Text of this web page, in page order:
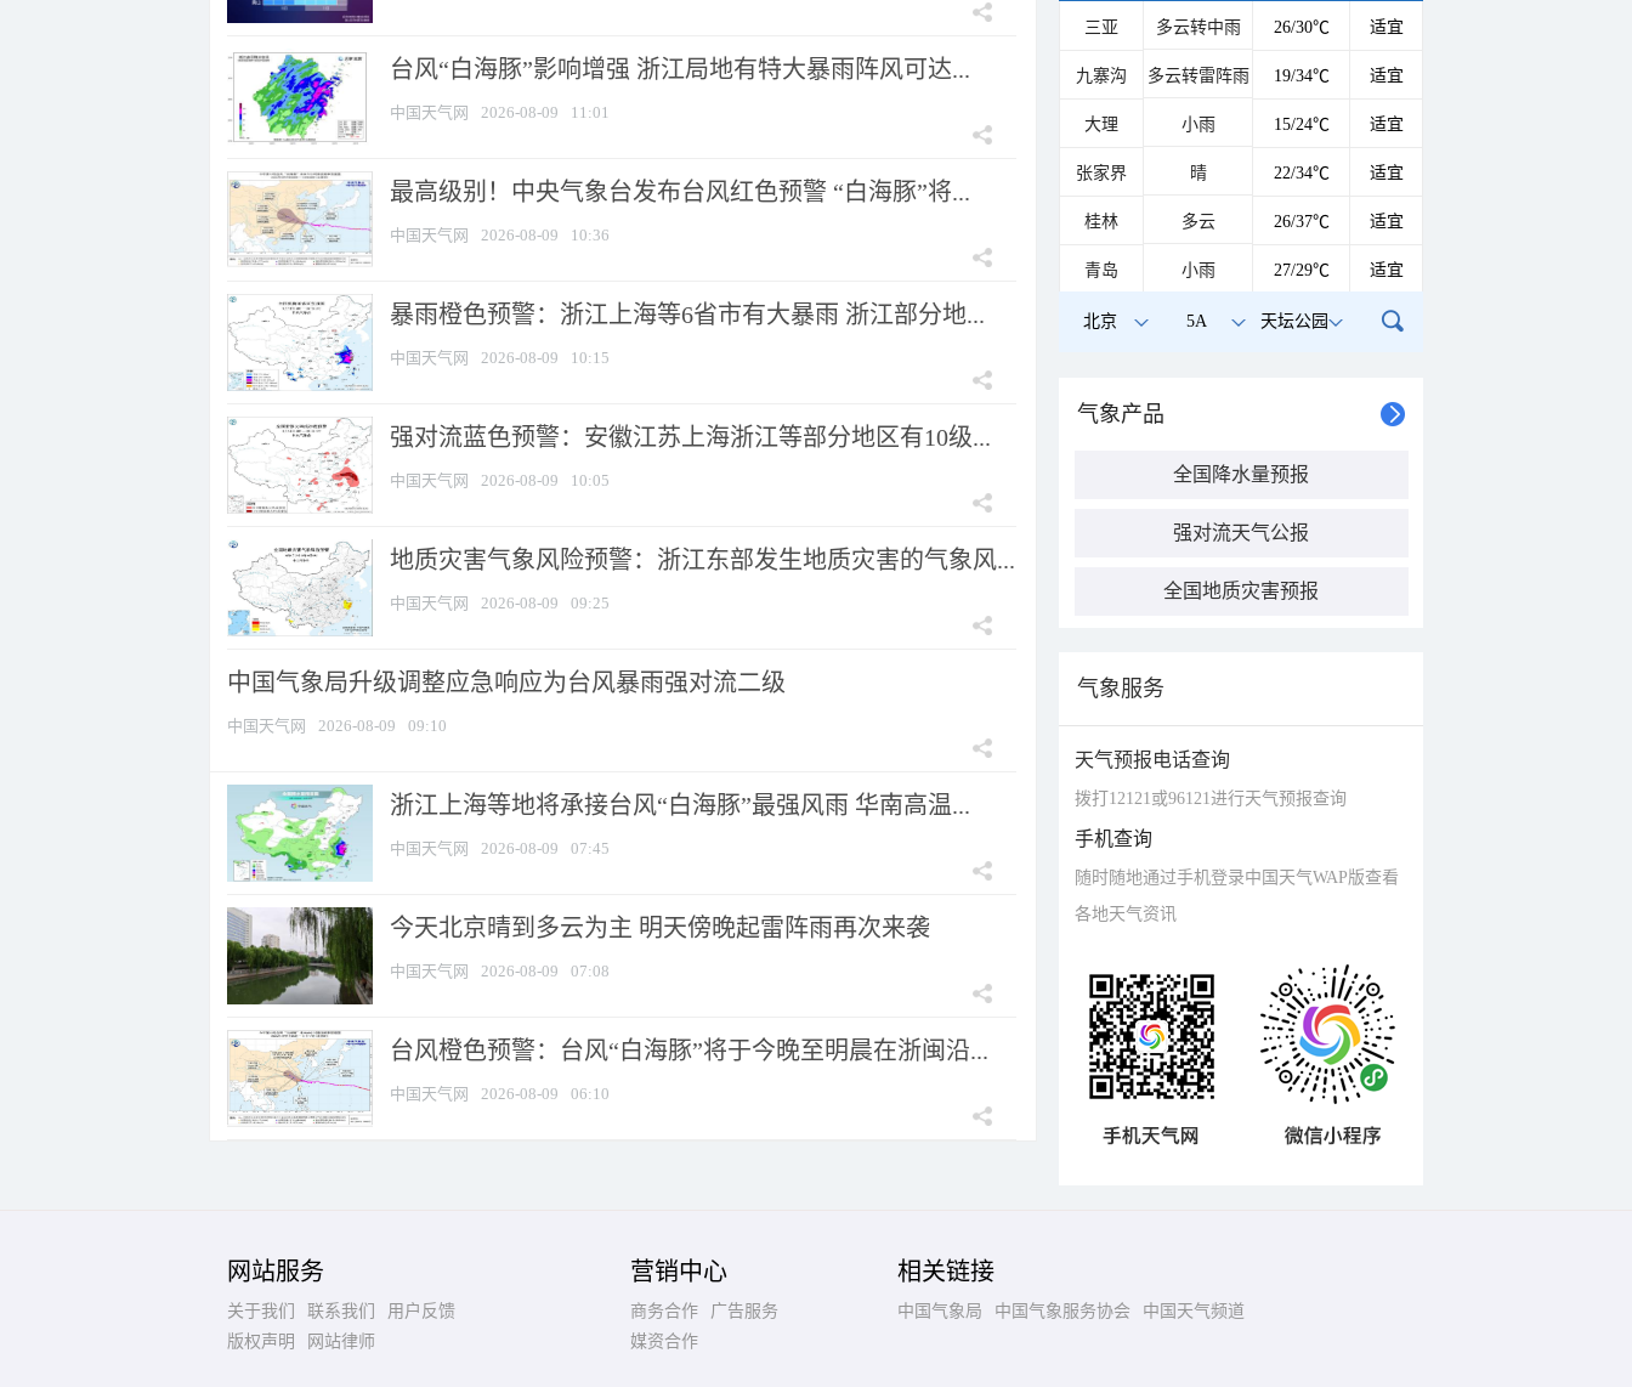
台风“白海豚”影响增强 浙江局地有特大暴雨阵风可达...
中国天气网 2026-08-09 11:01
最高级别！中央气象台发布台风红色预警 “白海豚”将...
中国天气网 2026-08-09 10:36
暴雨橙色预警：浙江上海等6省市有大暴雨 浙江部分地...
中国天气网 2026-08-09 10:15
强对流蓝色预警：安徽江苏上海浙江等部分地区有10级...
中国天气网 2026-08-09 10:05
地质灾害气象风险预警：浙江东部发生地质灾害的气象风...
中国天气网 2026-08-09 09:25
中国气象局升级调整应急响应为台风暴雨强对流二级
中国天气网 2026-08-09 09:10
浙江上海等地将承接台风“白海豚”最强风雨 华南高温...
中国天气网 2026-08-09 07:45
今天北京晴到多云为主 明天傍晚起雷阵雨再次来袭
中国天气网 2026-08-09 07:08
台风橙色预警：台风“白海豚”将于今晚至明晨在浙闽沿...
中国天气网 2026-08-09 06:10
三亚 多云转中雨 26/30℃ 适宜
九寨沟 多云转雷阵雨 19/34℃ 适宜
大理 小雨 15/24℃ 适宜
张家界 晴 22/34℃ 适宜
桂林 多云 26/37℃ 适宜
青岛 小雨 27/29℃ 适宜
北京 5A 天坛公园
气象产品
全国降水量预报
强对流天气公报
全国地质灾害预报
气象服务
天气预报电话查询
拨打12121或96121进行天气预报查询
手机查询
随时随地通过手机登录中国天气WAP版查看
各地天气资讯
网站服务
关于我们 联系我们
用户反馈
版权声明
网站律师
营销中心
商务合作
广告服务
媒资合作
相关链接
中国气象局 中国气象服务协会 中国天气频道